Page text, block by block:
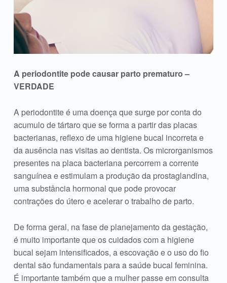
A periodontite pode causar parto prematuro –
VERDADE
A periodontite é uma doença que surge por conta do
acumulo de tártaro que se forma a partir das placas
bacterianas, reflexo de uma higiene bucal incorreta e
da ausência nas visitas ao dentista. Os microrganismos
presentes na placa bacteriana percorrem a corrente
sanguínea e estimulam a produção da prostaglandina,
uma substância hormonal que pode provocar
contrações do útero e acelerar o trabalho de parto.
De forma geral, na fase de planejamento da gestação,
é muito importante que os cuidados com a higiene
bucal sejam intensificados, a escovação e o uso do fio
dental são fundamentais para a saúde bucal feminina.
É importante também que a mulher passe em consulta